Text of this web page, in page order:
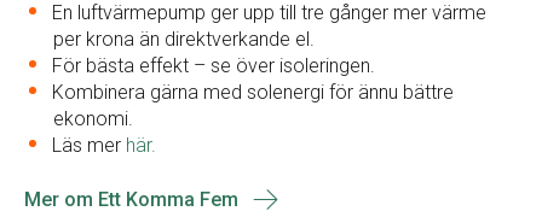
En luftvärmepump ger upp till tre gånger mer värme
per krona än direktverkande el.
För bästa effekt – se över isoleringen.
Kombinera gärna med solenergi för ännu bättre
ekonomi.
Läs mer här.
Mer om Ett Komma Fem